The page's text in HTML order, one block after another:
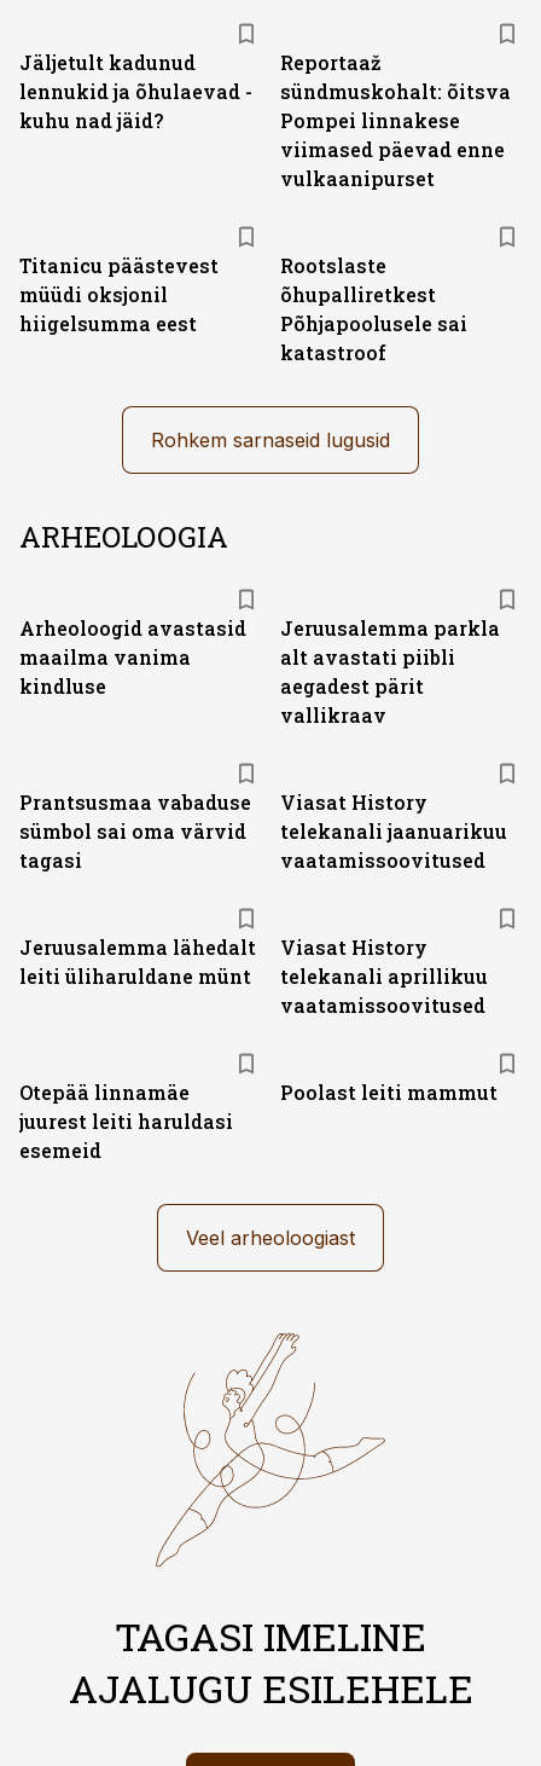
Jäljetult kadunud
lennukid ja õhulaevad -
kuhu nad jäid?
Reportaaž
sündmuskohalt: õitsva
Pompei linnakese
viimased päevad enne
vulkaanipurset
Titanicu päästevest
müüdi oksjonil
hiigelsumma eest
Rootslaste
õhupalliretkest
Põhjapoolusele sai
katastroof
Rohkem sarnaseid lugusid
ARHEOLOOGIA
Arheoloogid avastasid
maailma vanima
kindluse
Jeruusalemma parkla
alt avastati piibli
aegadest pärit
vallikraav
Prantsusmaa vabaduse
sümbol sai oma värvid
tagasi
Viasat History
telekanali jaanuarikuu
vaatamissoovitused
Jeruusalemma lähedalt
leiti üliharuldane münt
Viasat History
telekanali aprillikuu
vaatamissoovitused
Otepää linnamäe
juurest leiti haruldasi
esemeid
Poolast leiti mammut
Veel arheoloogiast
TAGASI IMELINE
AJALUGU ESILEHELE